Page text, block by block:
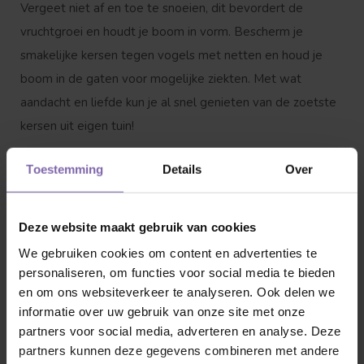
Toestemming Details Over
Deze website maakt gebruik van cookies
We gebruiken cookies om content en advertenties te
personaliseren, om functies voor social media te bieden
en om ons websiteverkeer te analyseren. Ook delen we
informatie over uw gebruik van onze site met onze
partners voor social media, adverteren en analyse. Deze
partners kunnen deze gegevens combineren met andere
Vergeet niet af en toe te snoeien, dit bevordert de
vruchtgroei en houdt je boom in vorm. Bescherm je
smakelijke kersen tegen vogels met netten en houd je
boom in de gaten voor mogelijke ziekten. Met wat
aandacht en liefde kun je al snel genieten van de zoetste
kersen uit eigen tuin!
Kersenboom snoeien: hoe en wanneer?
houden?’. Ja, dat kan! Door regelmatig te snoeien en de
juiste variëteit te kiezen, zorg je ervoor dat een
kersenboom compact blijft. Daarnaast is goed snoeien
essentieel voor een gezonde groei en een overvloedige
oogst. Het beste moment om kersenbomen te snoeien is
in de late zomer, na de oogst, wanneer de boom nog